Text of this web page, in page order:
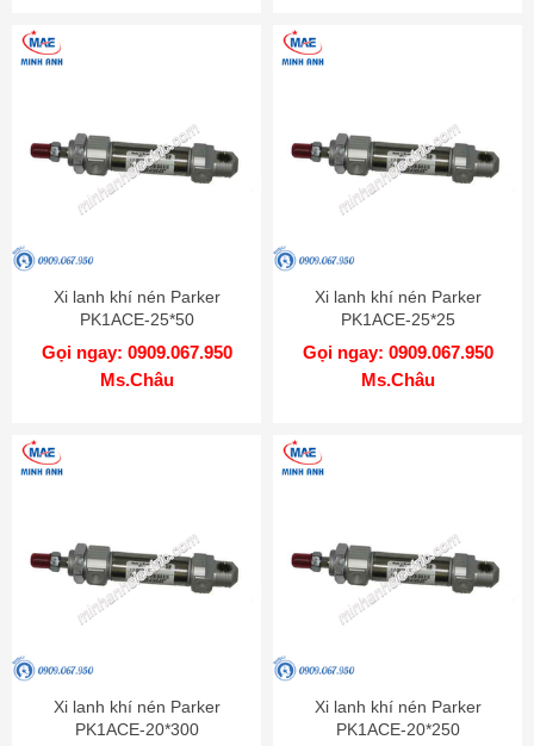
Xi lanh khí nén Parker
PK1ACE-25*50
Gọi ngay: 0909.067.950
Ms.Châu
Xi lanh khí nén Parker
PK1ACE-25*25
Gọi ngay: 0909.067.950
Ms.Châu
Xi lanh khí nén Parker
PK1ACE-20*300
Xi lanh khí nén Parker
PK1ACE-20*250